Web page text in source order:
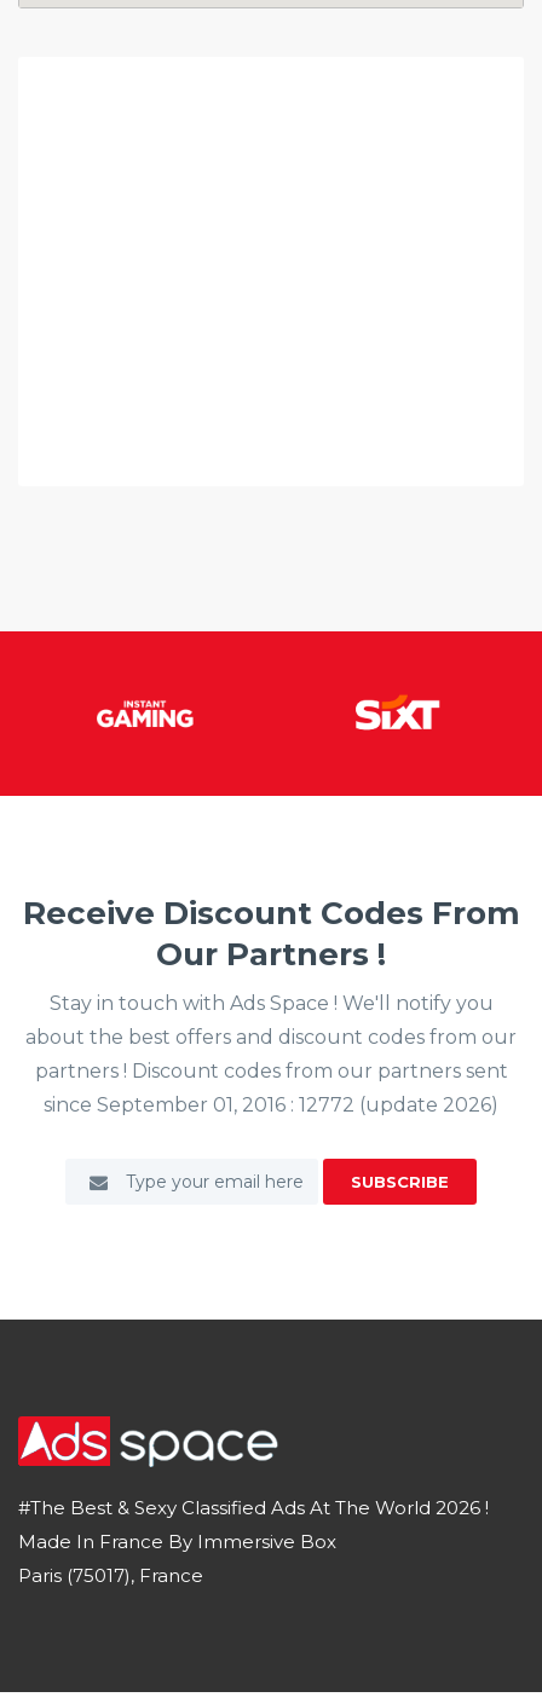
Receive Discount Codes From
Our Partners !
Stay in touch with Ads Space ! We'll notify you
about the best offers and discount codes from our
partners ! Discount codes from our partners sent
since September 01, 2016 : 12772 (update 2026)
SUBSCRIBE
#The Best & Sexy Classified Ads At The World 2026 !
Made In France By Immersive Box
Paris (75017), France